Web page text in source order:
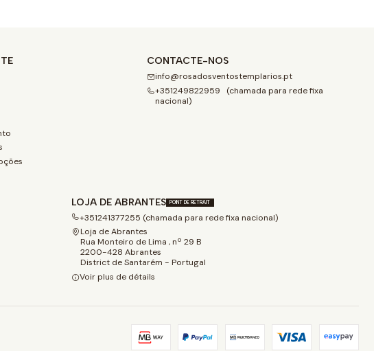
CONTACTE-NOS
info@rosadosventostemplarios.pt
+351249822959 (chamada para rede fixa
nacional)
LOJA DE ABRANTES POINT DE RETRAIT
+351241377255 (chamada para rede fixa nacional)
Loja de Abrantes
Rua Monteiro de Lima , nº 29 B
2200-428 Abrantes
District de Santarém - Portugal
Voir plus de détails